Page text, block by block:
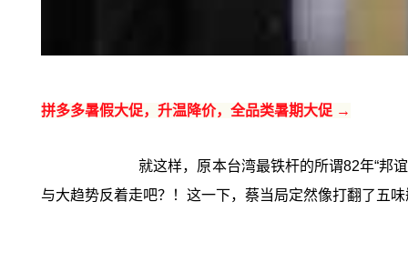
拼多多暑假大促，升温降价，全品类暑期大促 →
就这样，原本台湾最铁杆的所谓82年“邦
与大趋势反着走吧？！这一下，蔡当局定然像打翻了五